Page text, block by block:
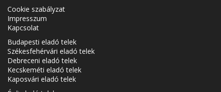
Cookie szabályzat
Impresszum
Kapcsolat
Budapesti eladó telek
Székesfehérvári eladó telek
Debreceni eladó telek
Kecskeméti eladó telek
Kaposvári eladó telek